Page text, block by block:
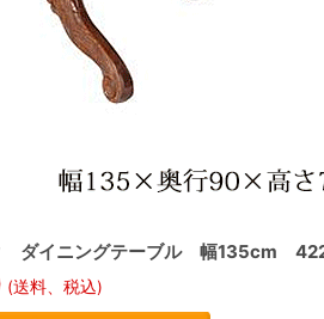
ダイニングテーブル 幅135cm
(送料、税込)